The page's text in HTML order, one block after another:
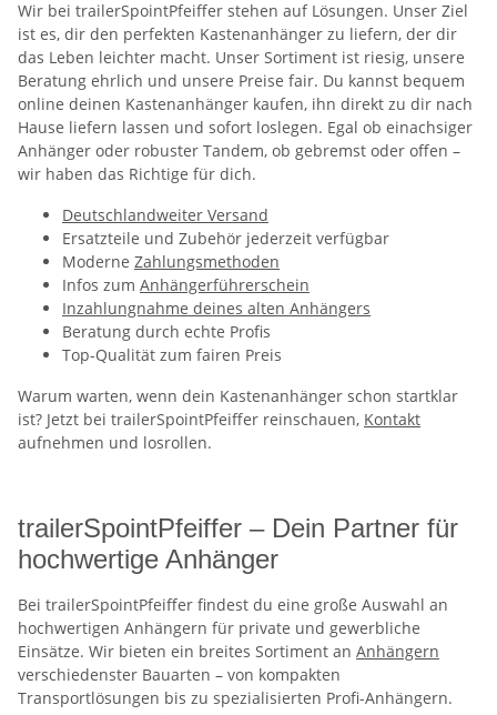
Wir bei trailerSpointPfeiffer stehen auf Lösungen. Unser Ziel
ist es, dir den perfekten Kastenanhänger zu liefern, der dir
das Leben leichter macht. Unser Sortiment ist riesig, unsere
Beratung ehrlich und unsere Preise fair. Du kannst bequem
online deinen Kastenanhänger kaufen, ihn direkt zu dir nach
Hause liefern lassen und sofort loslegen. Egal ob einachsiger
Anhänger oder robuster Tandem, ob gebremst oder offen –
wir haben das Richtige für dich.
Deutschlandweiter Versand
Ersatzteile und Zubehör jederzeit verfügbar
Moderne Zahlungsmethoden
Infos zum Anhängerführerschein
Inzahlungnahme deines alten Anhängers
Beratung durch echte Profis
Top-Qualität zum fairen Preis
Warum warten, wenn dein Kastenanhänger schon startklar
ist? Jetzt bei trailerSpointPfeiffer reinschauen, Kontakt
aufnehmen und losrollen.
trailerSpointPfeiffer – Dein Partner für
hochwertige Anhänger
Bei trailerSpointPfeiffer findest du eine große Auswahl an
hochwertigen Anhängern für private und gewerbliche
Einsätze. Wir bieten ein breites Sortiment an Anhängern
verschiedenster Bauarten – von kompakten
Transportlösungen bis zu spezialisierten Profi-Anhängern.